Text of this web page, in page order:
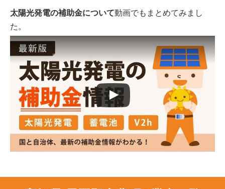
太陽光発電の補助金について動画でもまとめてみまし
た。